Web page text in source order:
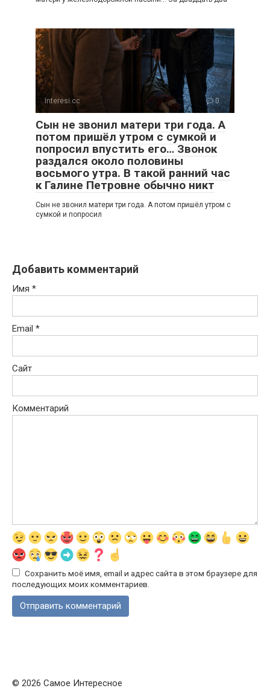
Interesi.cc 0
Сын не звонил матери три года. А
потом пришёл утром с сумкой и
попросил впустить его… Звонок
раздался около половины
восьмого утра. В такой ранний час
к Галине Петровне обычно никт
Сын не звонил матери три года. А потом пришёл утром с
сумкой и попросил
Добавить комментарий
Имя *
Email *
Сайт
Комментарий
Сохранить моё имя, email и адрес сайта в этом браузере для
последующих моих комментариев.
© 2026 Самое Интересное